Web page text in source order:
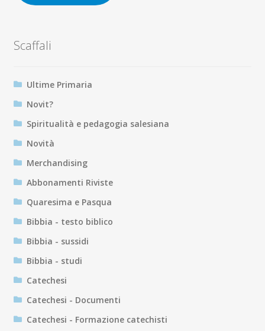
Scaffali
Ultime Primaria
Novit?
Spiritualità e pedagogia salesiana
Novità
Merchandising
Abbonamenti Riviste
Quaresima e Pasqua
Bibbia - testo biblico
Bibbia - sussidi
Bibbia - studi
Catechesi
Catechesi - Documenti
Catechesi - Formazione catechisti